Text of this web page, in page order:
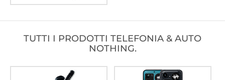
TUTTI I PRODOTTI TELEFONIA & AUTO
NOTHING.